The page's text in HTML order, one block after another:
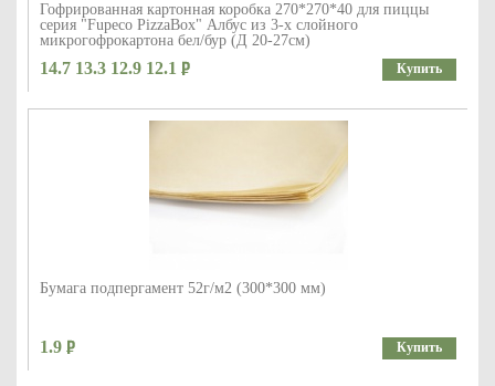
Гофрированная картонная коробка 270*270*40 для пиццы
серия "Fupeco PizzaBox" Албус из 3-х слойного
микрогофрокартона бел/бур (Д 20-27см)
14.7 13.3 12.9 12.1 Купить
Бумага подпергамент 52г/м2 (300*300 мм)
1.9 Купить